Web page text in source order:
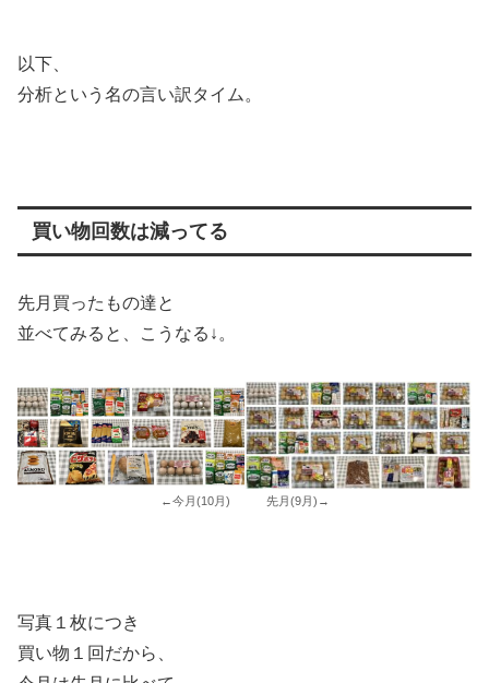
以下、
分析という名の言い訳タイム。
買い物回数は減ってる
先月買ったもの達と
並べてみると、こうなる↓。
←今月(10月) 先月(9月)→
写真１枚につき
買い物１回だから、